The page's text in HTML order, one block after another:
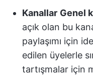
Kanallar Genel
açık olan bu
paylaşımı için
edilen üyelerle
tartışmalar için